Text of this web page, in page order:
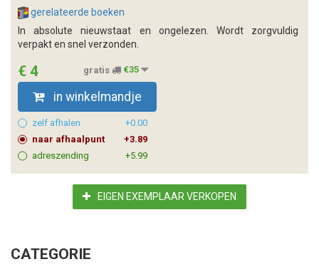
gerelateerde boeken
In absolute nieuwstaat en ongelezen. Wordt zorgvuldig
verpakt en snel verzonden.
€ 4 gratis €35
in winkelmandje
zelf afhalen
+0.00
naar afhaalpunt
+3.89
adreszending
+5.99
EIGEN EXEMPLAAR VERKOPEN
CATEGORIE